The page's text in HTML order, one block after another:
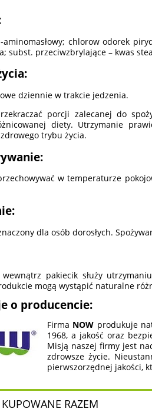
aminomasłowy; chlorow odorek
subst. przeciwzbrylające – kwas
dziennie w trakcie jedzenia.
porcji zalecanej do
diety. Utrzymanie
trybu życia.
w temperaturze
dla osób dorosłych.
wewnątrz pakiecik służy
mogą wystąpić naturalne
o producencie:
Firma NOW produkuje
1968, a jakość oraz
Misją naszej firmy jest
zdrowsze życie.
pierwszorzędnej jakości,
KUPOWANE RAZEM